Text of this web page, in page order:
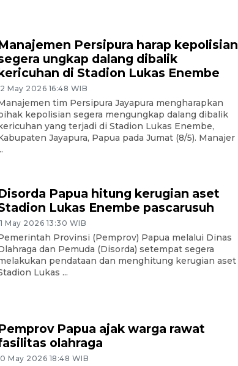
Persipura harap kepolisian
ungkap dalang dibalik
di Stadion Lukas Enembe
May 2026 16:48 WIB
tim Persipura Jayapura mengharapkan
kepolisian segera mengungkap dalang dibalik
yang terjadi di Stadion Lukas Enembe,
Jayapura, Papua pada Jumat (8/5). Manajer
Papua hitung kerugian aset
Lukas Enembe pascarusuh
May 2026 13:30 WIB
Provinsi (Pemprov) Papua melalui Dinas
dan Pemuda (Disorda) setempat segera
pendataan dan menghitung kerugian aset
Lukas ...
Papua ajak warga rawat
olahraga
May 2026 18:48 WIB
bersilahturahmi dengan
Pendam XVII/Cenderawasih
14 March 2022 15:11 WIB, 2022